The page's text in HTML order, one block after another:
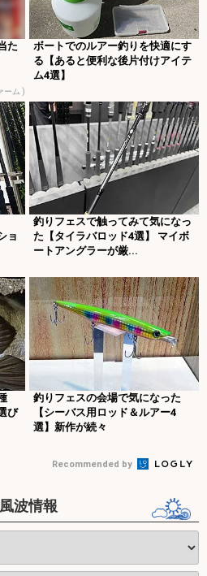
た
ーム )
ボートでのルアー釣りを快適にす
る【あると便利な後片付けアイテ
ム4選】
ョ
釣りフェスで触ってみて気になっ
た【タイラバロッド4選】 マイボ
ートアングラーが厳...
び
釣りフェスの会場で気になった
【シーバス用ロッド＆ルアー4
選】新作が続々
Recommended by
波情報